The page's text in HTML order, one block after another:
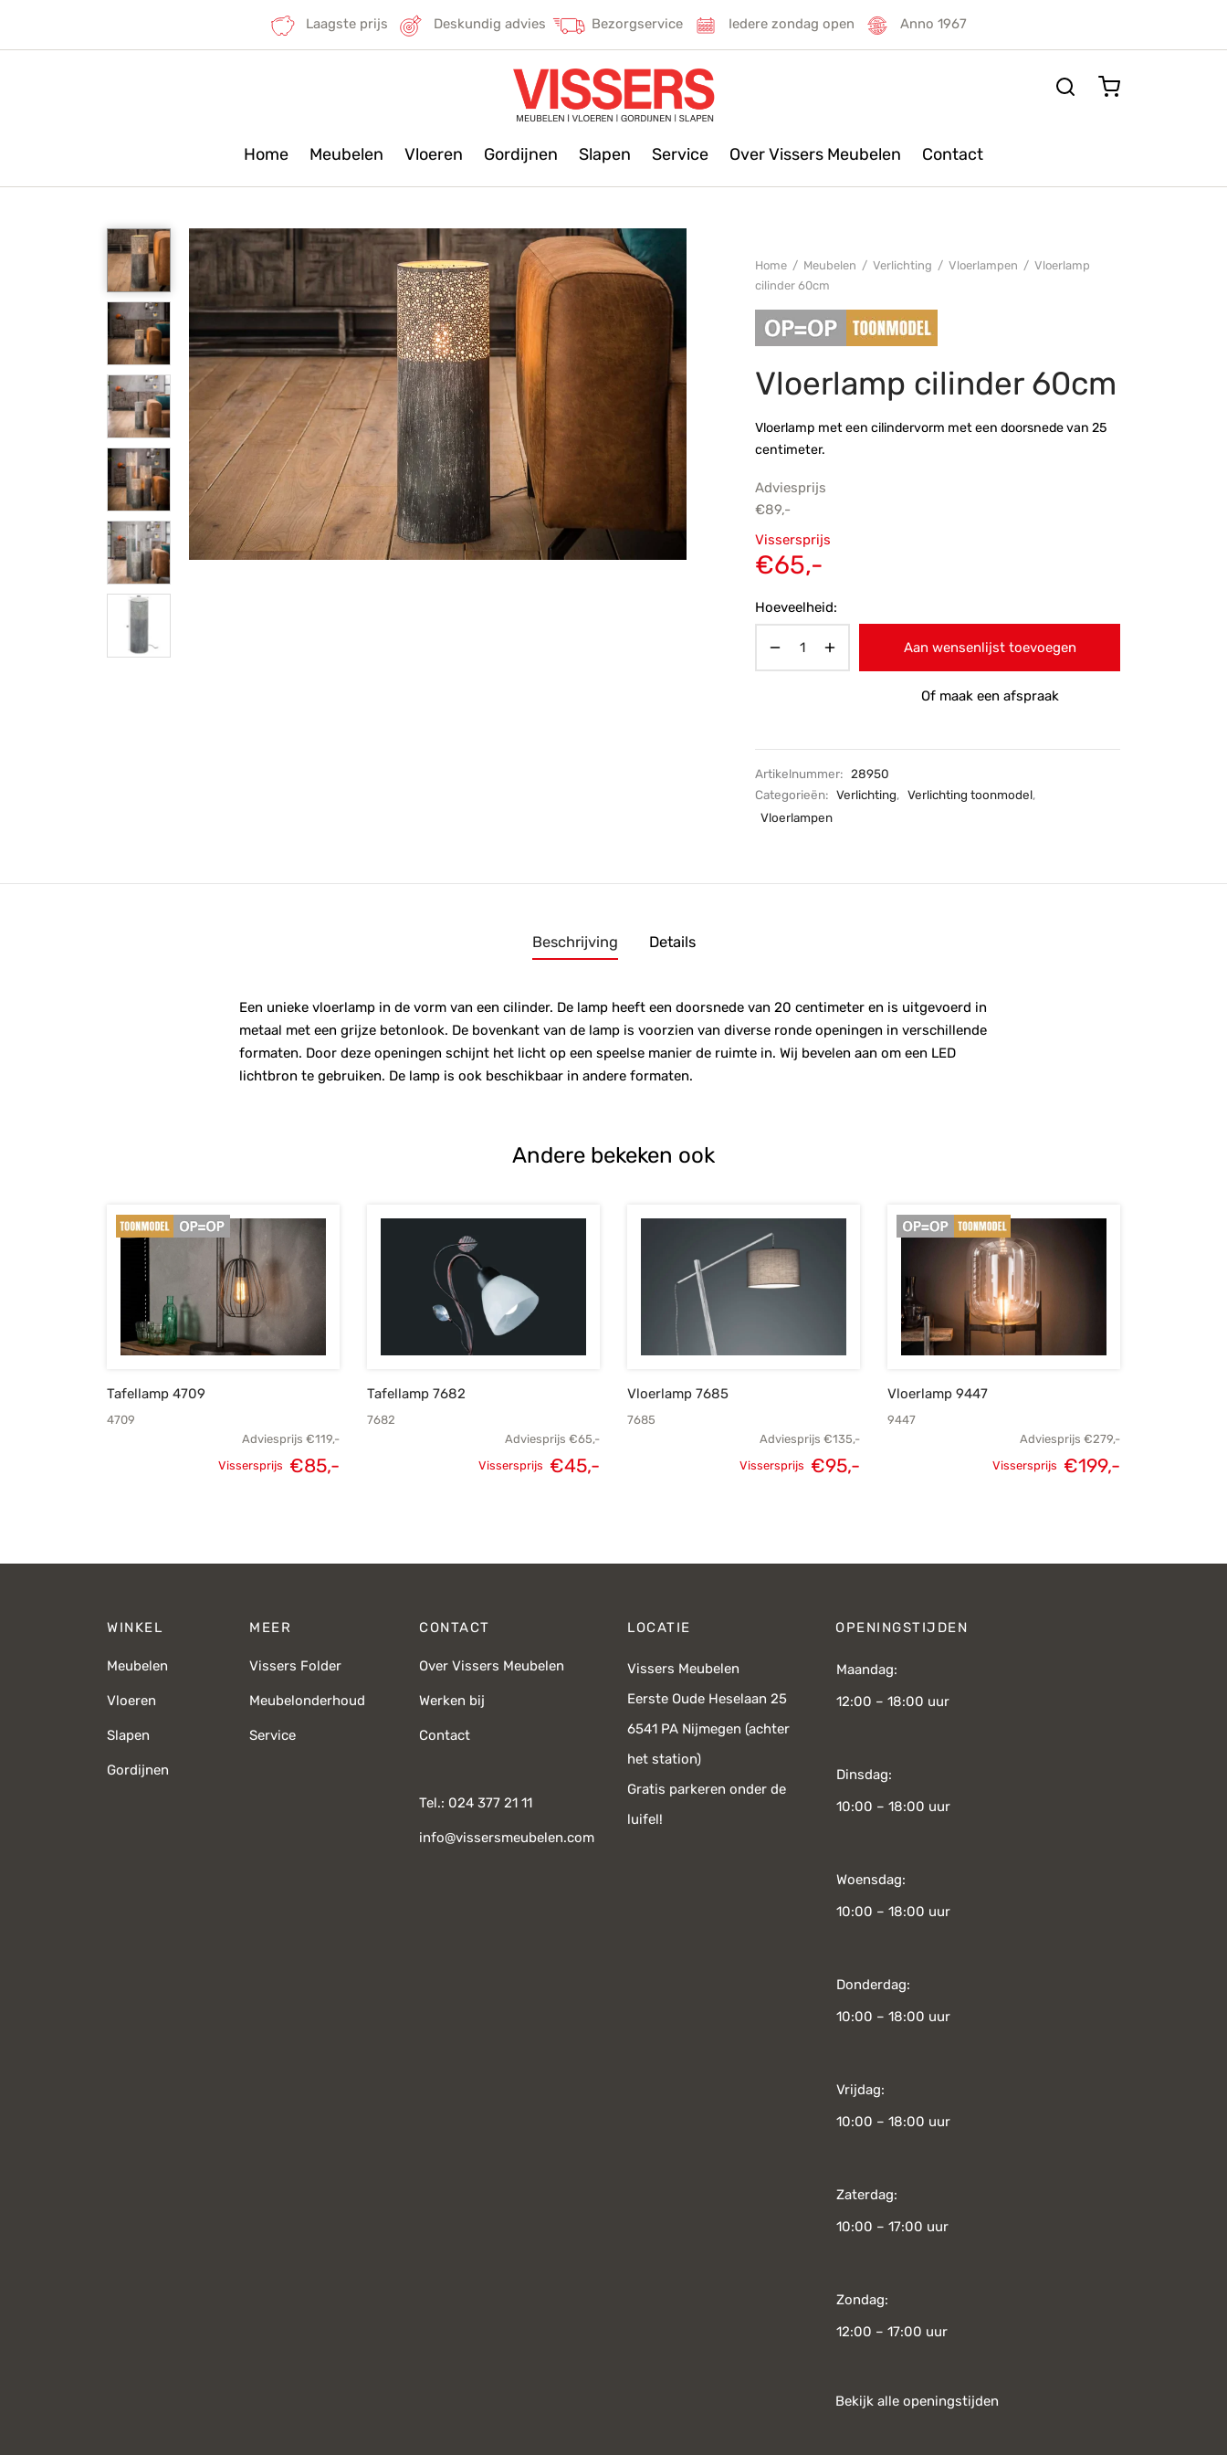
Laagste prijs Deskundig advies Bezorgservice Iedere zondag open Anno 1967
Home Meubelen Vloeren Gordijnen Slapen Service Over Vissers Meubelen Contact
Home / Meubelen / Verlichting / Vloerlampen / Vloerlamp
cilinder 60cm
Vloerlamp cilinder 60cm
Vloerlamp met een cilindervorm met een doorsnede van 25
centimeter.
Adviesprijs
€89,-
Oorspronkelijke
prijs was:
Vissersprijs
€65,-
€65,-.
Hoeveelheid:
Aan wensenlijst toevoegen
Of maak een afspraak
Artikelnummer:
28950
Categorieën: Verlichting, Verlichting toonmodel,
Vloerlampen
Beschrijving Details
Een unieke vloerlamp in de vorm van een cilinder. De lamp heeft een doorsnede van 20 centimeter en is uitgevoerd in
metaal met een grijze betonlook. De bovenkant van de lamp is voorzien van diverse ronde openingen in verschillende
formaten. Door deze openingen schijnt het licht op een speelse manier de ruimte in. Wij bevelen aan om een LED
lichtbron te gebruiken. De lamp is ook beschikbaar in andere formaten.
Andere bekeken ook
Tafellamp 4709
4709
Adviesprijs €119,-
Vissersprijs €85,-
Tafellamp 7682
7682
Adviesprijs €65,-
Vissersprijs €45,-
Vloerlamp 7685
7685
Adviesprijs €135,-
Vissersprijs €95,-
Vloerlamp 9447
9447
Adviesprijs €279,-
Vissersprijs €199,-
WINKEL
Meubelen
Vloeren
Slapen
Gordijnen
MEER
Vissers Folder
Meubelonderhoud
Service
CONTACT
Over Vissers Meubelen
Werken bij
Contact
Tel.: 024 377 21 11
info@vissersmeubelen.com
LOCATIE
Vissers Meubelen
Eerste Oude Heselaan 25
6541 PA Nijmegen (achter
het station)
Gratis parkeren onder de
luifel!
OPENINGSTIJDEN
Maandag:
12:00 – 18:00 uur
Dinsdag:
10:00 – 18:00 uur
Woensdag:
10:00 – 18:00 uur
Donderdag:
10:00 – 18:00 uur
Vrijdag:
10:00 – 18:00 uur
Zaterdag:
10:00 – 17:00 uur
Zondag:
12:00 – 17:00 uur
Bekijk alle openingstijden